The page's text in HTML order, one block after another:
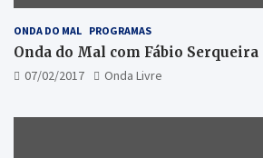
ONDA DO MAL PROGRAMAS
Onda do Mal com Fábio Serqueira
07/02/2017 Onda Livre